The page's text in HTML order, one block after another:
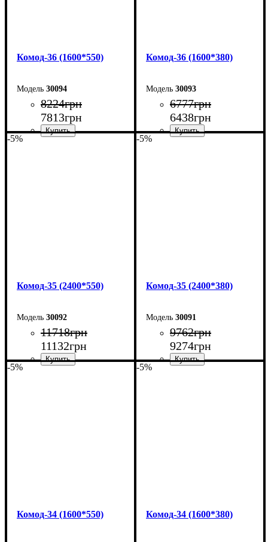
Комод-36 (1600*550)
30094
8224грн
7813грн
Комод-36 (1600*380)
30093
6777грн
6438грн
-5%
Комод-35 (2400*550)
30092
11718грн
11132грн
-5%
Комод-35 (2400*380)
30091
9762грн
9274грн
-5%
Комод-34 (1600*550)
-5%
Комод-34 (1600*380)